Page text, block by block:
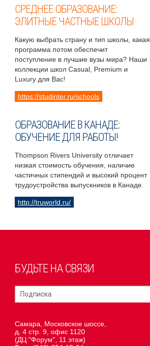
СРЕДНЕЕ ОБРАЗОВАНИЕ:
ЭЛИТНЫЕ ЧАСТНЫЕ ШКОЛЫ
Какую выбрать страну и тип школы, какая
программа потом обеспечит
поступление в лучшие вузы мира? Наши
коллекции школ Casual, Premium и
Luxury для Вас!
https://studinter.ru/schools
ОБРАЗОВАНИЕ В КАНАДЕ:
ОБУЧЕНИЕ ДЛЯ РАБОТЫ!
Thompson Rivers University отличает
низкая стоимость обучения, наличие
частичных стипендий и высокий процент
трудоустройства выпускников в Канаде.
http://truworld.ru/
БУДЬТЕ НА СВЯЗИ
Самара, Московское шоссе,
д. 4 стр. 9, офис 1120
(ДЦ "Форум", 11 этаж)